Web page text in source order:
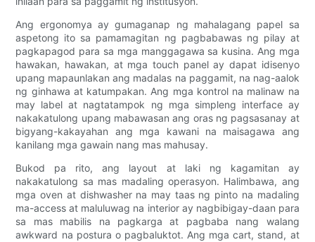
Ang ergonomya ay gumaganap ng mahalagang papel sa
aspetong ito sa pamamagitan ng pagbabawas ng pilay at
pagkapagod para sa mga manggagawa sa kusina. Ang mga
hawakan, hawakan, at mga touch panel ay dapat idisenyo
upang mapaunlakan ang madalas na paggamit, na nag-aalok
ng ginhawa at katumpakan. Ang mga kontrol na malinaw na
may label at nagtatampok ng mga simpleng interface ay
nakakatulong upang mabawasan ang oras ng pagsasanay at
bigyang-kakayahan ang mga kawani na maisagawa ang
kanilang mga gawain nang mas mahusay.
Bukod pa rito, ang layout at laki ng kagamitan ay
nakakatulong sa mas madaling operasyon. Halimbawa, ang
mga oven at dishwasher na may taas ng pinto na madaling
ma-access at maluluwag na interior ay nagbibigay-daan para
sa mas mabilis na pagkarga at pagbaba nang walang
awkward na postura o pagbaluktot. Ang mga cart, stand, at